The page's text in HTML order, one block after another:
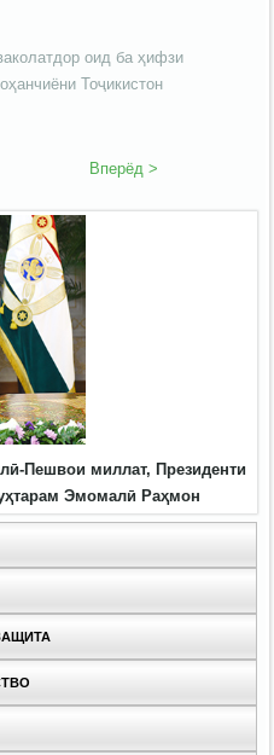
оид ба ҳифзи
Тоҷикистон
Вперёд >
Пешвои миллат, Президенти
Эмомалӣ Раҳмон